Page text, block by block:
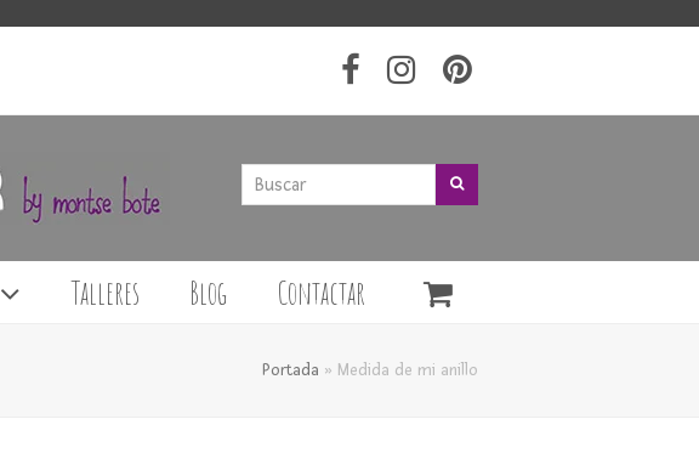
Buscar
Talleres Blog Contactar
Portada » Medida de mi anillo